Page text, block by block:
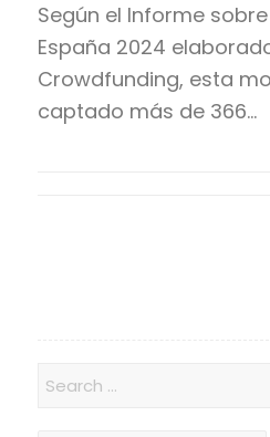
Según el Informe
España 2024
Crowdfunding, esta
captado más de 366…